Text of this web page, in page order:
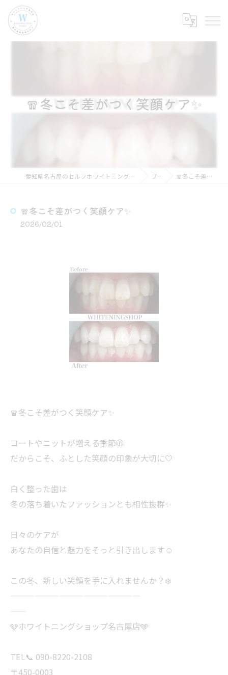
🧣冬こそ差がつく笑顔ケア✨
愛知県名古屋のセルフホワイトニングならホワイトニングショップ名古屋店 ブログ 🧣冬こそ差がつく笑顔ケア✨
🧣冬こそ差がつく笑顔ケア✨
2026/02/01
🧣冬こそ差がつく笑顔ケア✨
コートやニットが増える季節🧥
だからこそ、ふとした笑顔の印象が大切に🤍
白く整った歯は
冬の落ち着いたファッションとも相性抜群✨
日々のケアが
あなたの自信と魅力をそっと引き出します☺️
この冬、新しい笑顔を手に入れませんか？❄️
🩵ホワイトニングショップ名古屋店🩵
TEL📞 090-8220-2108
〒450-0003